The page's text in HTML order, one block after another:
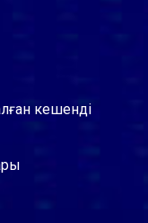
кешенді